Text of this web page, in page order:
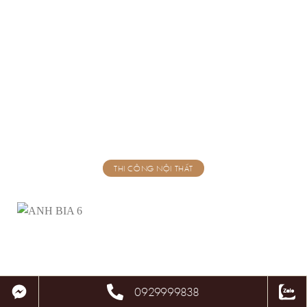
THI CÔNG NỘI THẤT
0929999838